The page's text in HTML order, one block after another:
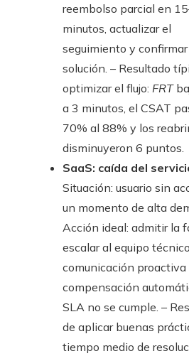
reembolso parcial en
minutos, actualizar el
seguimiento y
solución. – Resultado
optimizar el flujo: FRT
a 3 minutos, el CSAT
70% al 88% y los
disminuyeron 6 puntos.
SaaS: caída del
Situación: usuario sin
un momento de alta
Acción ideal: admitir la
escalar al equipo
comunicación proactiva
compensación
SLA no se cumple. –
de aplicar buenas
tiempo medio de